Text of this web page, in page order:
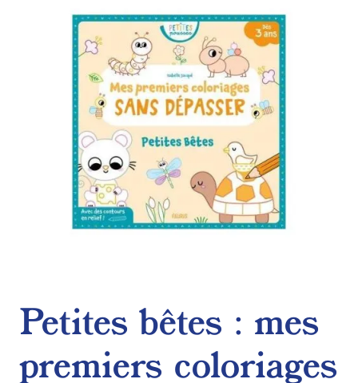
Petites bêtes : mes
premiers coloriages